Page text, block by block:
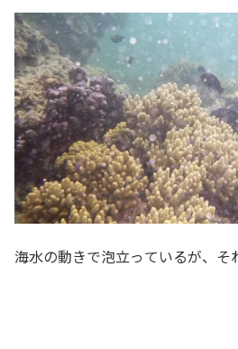
海水の動きで泡立っているが、そ